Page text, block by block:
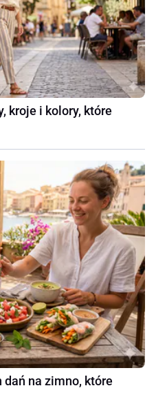
kroje i kolory, które
dań na zimno, które